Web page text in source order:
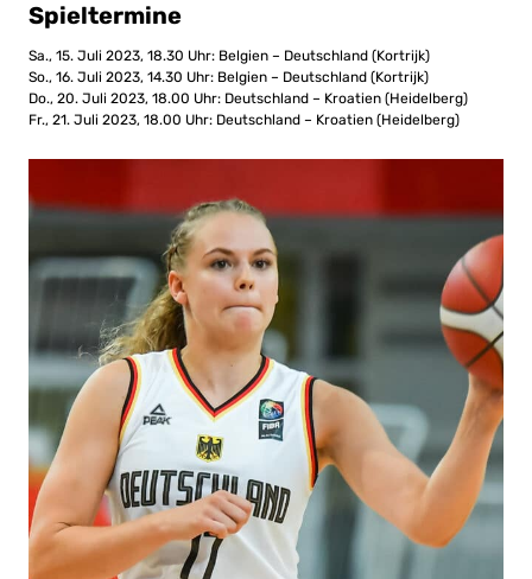
Spieltermine
Sa., 15. Juli 2023, 18.30 Uhr: Belgien – Deutschland (Kortrijk)
So., 16. Juli 2023, 14.30 Uhr: Belgien – Deutschland (Kortrijk)
Do., 20. Juli 2023, 18.00 Uhr: Deutschland – Kroatien (Heidelberg)
Fr., 21. Juli 2023, 18.00 Uhr: Deutschland – Kroatien (Heidelberg)